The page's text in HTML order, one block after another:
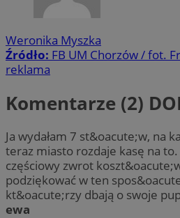
Weronika Myszka
Źródło: FB UM Chorzów / fot.
reklama
Komentarze (2)
Ja wydałam 7 st&oacute;w, na
teraz miasto rozdaje kasę na
częściowy zwrot
podziękować w ten
kt&oacute;rzy dbają o swoje
ewa